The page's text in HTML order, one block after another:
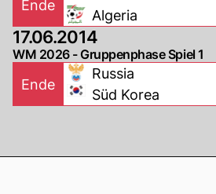
Ende
Algeria
17.06.2014
WM 2026 - Gruppenphase Spiel 1
Ende
Russia
Süd Korea